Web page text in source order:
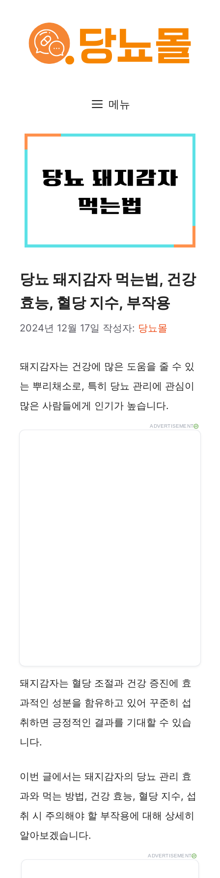
메뉴
당뇨 돼지감자 먹는법, 건강
효능, 혈당 지수, 부작용
2024년 12월 17일 작성자: 당뇨몰
돼지감자는 건강에 많은 도움을 줄 수 있
는 뿌리채소로, 특히 당뇨 관리에 관심이
많은 사람들에게 인기가 높습니다.
ADVERTISEMENT
돼지감자는 혈당 조절과 건강 증진에 효
과적인 성분을 함유하고 있어 꾸준히 섭
취하면 긍정적인 결과를 기대할 수 있습
니다.
이번 글에서는 돼지감자의 당뇨 관리 효
과와 먹는 방법, 건강 효능, 혈당 지수, 섭
취 시 주의해야 할 부작용에 대해 상세히
알아보겠습니다.
ADVERTISEMENT